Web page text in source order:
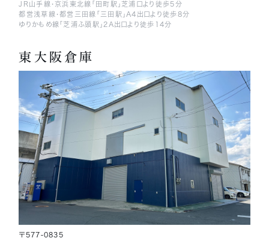
JR山手線・京浜東北線「田町駅」芝浦口より徒歩5分
都営浅草線・都営三田線「三田駅」A4出口より徒歩8分
ゆりかもめ線「芝浦ふ頭駅」2A出口より徒歩14分
東大阪倉庫
〒577-0835